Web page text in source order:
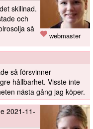
webmaster
skillnad.
och
så
så försvinner
hållbarhet. Visste inte
nästa gång jag köper.
2021-11-